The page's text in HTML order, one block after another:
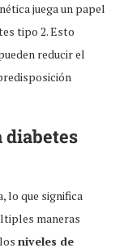
juega un papel
tipo 2. Esto
reducir el
diabetes
lo que significa
maneras
niveles de